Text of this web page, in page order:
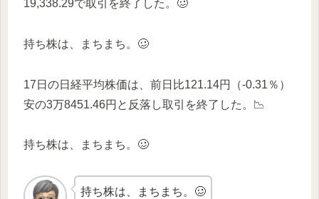
19,338.29で取引を終了した。🥴
持ち株は、まちまち。🥴
17日の日経平均株価は、前日比121.14円（-0.31％）
安の3万8451.46円と反落し取引を終了した。📉
持ち株は、まちまち。🥴
持ち株は、まちまち。🥴